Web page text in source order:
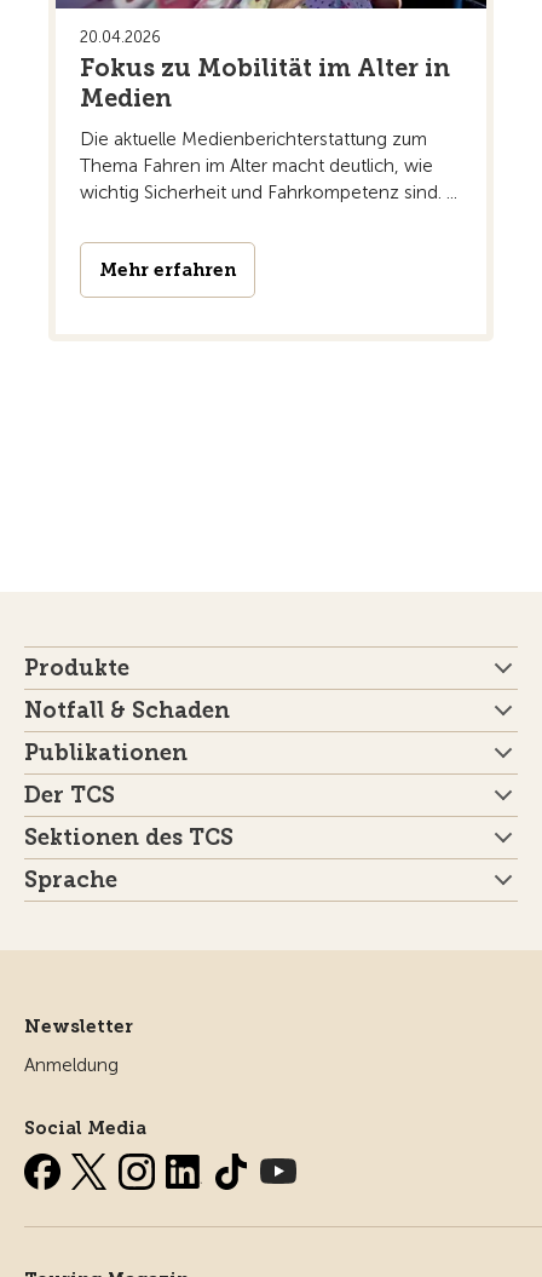
20.04.2026
Fokus zu Mobilität im Alter in
Medien
Die aktuelle Medienberichterstattung zum
Thema Fahren im Alter macht deutlich, wie
wichtig Sicherheit und Fahrkompetenz sind. ...
Mehr erfahren
Produkte
Notfall & Schaden
Publikationen
Der TCS
Sektionen des TCS
Sprache
Newsletter
Anmeldung
Social Media